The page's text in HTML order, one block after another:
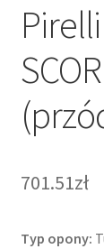
701.51zł
Typ opony: